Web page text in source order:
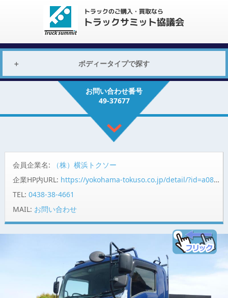
ボディータイプで探す
お問い合わせ番号
49-37677
会員企業名:
（株）横浜トクソー
企業HP内URL: https://yokohama-tokuso.co.jp/detail/?id=a08fP00000domxrQAA
TEL: 0438-38-4661
MAIL: お問い合わせ